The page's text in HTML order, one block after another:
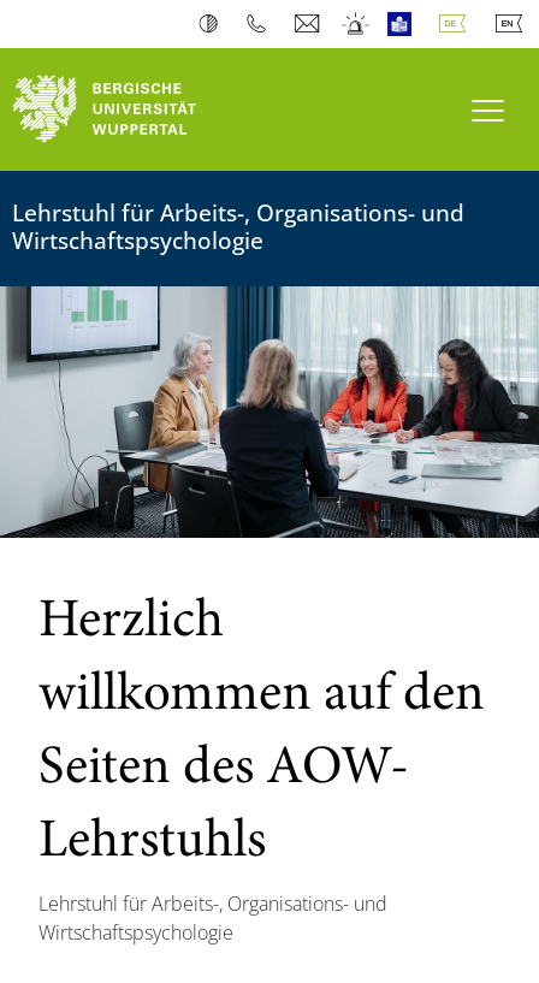
Lehrstuhl für Arbeits-, Organisations- und
Wirtschaftspsychologie
Bergische Universität Wuppertal
Herzlich
willkommen auf den
Seiten des AOW-
Lehrstuhls
Lehrstuhl für Arbeits-, Organisations- und
Wirtschaftspsychologie